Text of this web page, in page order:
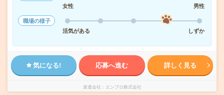
女性
男性
職場の様子
活気がある
しずか
気になる! 応募へ進む 詳しく見る
派遣会社 エンプロ株式会社